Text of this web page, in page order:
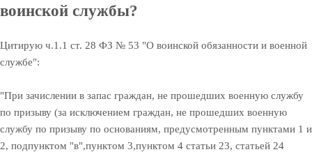
воинской службы?
Цитирую ч.1.1 ст. 28 ФЗ № 53 "О воинской обязанности и военной
службе":
"При зачислении в запас граждан, не прошедших военную службу
по призыву (за исключением граждан, не прошедших военную
службу по призыву по основаниям, предусмотренным пунктами 1 и
2, подпунктом "в",пунктом 3,пунктом 4 статьи 23, статьей 24